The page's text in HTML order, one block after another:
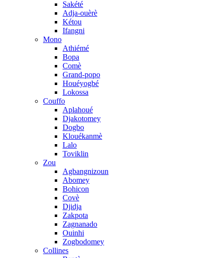
Sakété
Adja-ouèrè
Kétou
Ifangni
Mono
Athiémé
Bopa
Comè
Grand-popo
Houéyogbé
Lokossa
Couffo
Aplahoué
Djakotomey
Dogbo
Klouékanmè
Lalo
Toviklin
Zou
Agbangnizoun
Abomey
Bohicon
Covè
Djidja
Zakpota
Zagnanado
Ouinhi
Zogbodomey
Collines